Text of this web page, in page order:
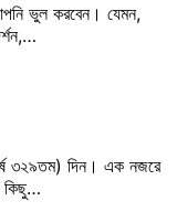
ভুল করবেন। যেমন,
৩২৯তম) দিন। এক নজরে
কিছু…